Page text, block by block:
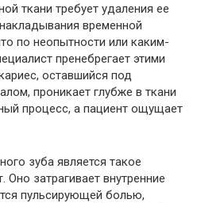
ткани требует удаления ее
временной
по неопытности или каким-
пренебрегает этими
оставшийся под
проникает глубже в ткани
процесс, а пациент ощущает
зуба является такое
Оно затрагивает внутренние
пульсирующей болью,